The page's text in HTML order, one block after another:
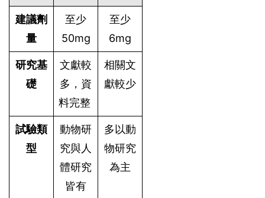
建議劑
量
至少
50mg
至少
6mg
研究基
礎
文獻較
多，資
料完整
相關文
獻較少
試驗類
型
動物研
究與人
體研究
皆有
多以動
物研究
為主